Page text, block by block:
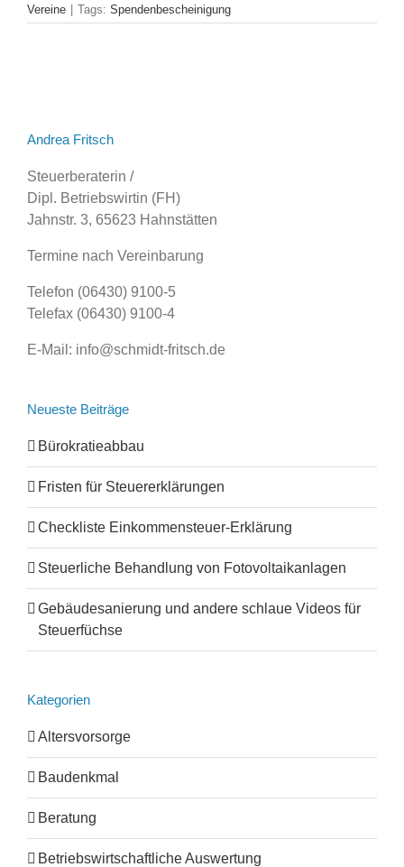
Vereine Tags: Spendenbescheinigung
Andrea Fritsch
Steuerberaterin /
Dipl. Betriebswirtin (FH)
Jahnstr. 3, 65623 Hahnstätten
Termine nach Vereinbarung
Telefon (06430) 9100-5
Telefax (06430) 9100-4
E-Mail: info@schmidt-fritsch.de
Neueste Beiträge
Bürokratieabbau
Fristen für Steuererklärungen
Checkliste Einkommensteuer-Erklärung
Steuerliche Behandlung von Fotovoltaikanlagen
Gebäudesanierung und andere schlaue Videos für
Steuerfüchse
Kategorien
Altersvorsorge
Baudenkmal
Beratung
Betriebswirtschaftliche Auswertung